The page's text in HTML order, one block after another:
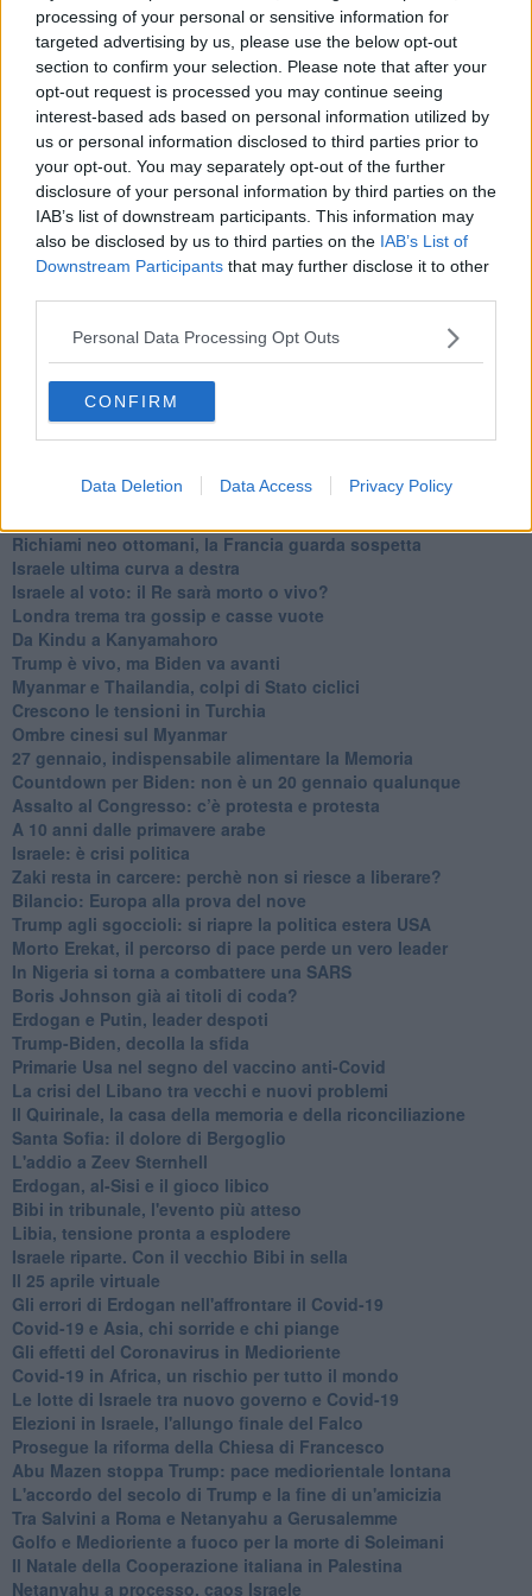
processing of your personal or sensitive information for
targeted advertising by us, please use the below opt-out
section to confirm your selection. Please note that after your
opt-out request is processed you may continue seeing
interest-based ads based on personal information utilized by
us or personal information disclosed to third parties prior to
your opt-out. You may separately opt-out of the further
disclosure of your personal information by third parties on the
IAB’s list of downstream participants. This information may
also be disclosed by us to third parties on the IAB’s List of
Downstream Participants that may further disclose it to other
Personal Data Processing Opt Outs
CONFIRM
Data Deletion Data Access Privacy Policy
Cipro, un ponte dove si mischiano le culture
Una vigilia di Natale per un nuovo Rais
La questione israelo-palestinese ignorata dal G20
Erdogan continua a sfidare l'Occidente
Libano, collasso economico e guerra civile
Johnson, da Trump a Biden alla Brexit
L'AUKUS e il Quad
Biden, primo presidente USA non in guerra
Papa Bergoglio vedrà Viktor Orbán
Bennet, un giorno in attesa di Biden
Il ritorno dei talebani
​La lenta agonia del Libano
Sudafrica, è allarme alimentare
Usa di nuovo al centro della geopolitica internazionale
L’appuntamento di Israele con il cambiamento
La farsa delle elezioni in Siria
In Medioriente non ci sono favole, solo realtà
Biden chiama ma Netanyahu non risponde
Niente di nuovo in Medioriente
La forza di Boris Johnson
Biden nuovo alleato armeno contro la Turchia
Richiami neo ottomani, la Francia guarda sospetta
Israele ultima curva a destra
Israele al voto: il Re sarà morto o vivo?
Londra trema tra gossip e casse vuote
Da Kindu a Kanyamahoro
Trump è vivo, ma Biden va avanti
Myanmar e Thailandia, colpi di Stato ciclici
Crescono le tensioni in Turchia
Ombre cinesi sul Myanmar
27 gennaio, indispensabile alimentare la Memoria
Countdown per Biden: non è un 20 gennaio qualunque
Assalto al Congresso: c’è protesta e protesta
A 10 anni dalle primavere arabe
Israele: è crisi politica
Zaki resta in carcere: perchè non si riesce a liberare?
Bilancio: Europa alla prova del nove
Trump agli sgoccioli: si riapre la politica estera USA
Morto Erekat, il percorso di pace perde un vero leader
In Nigeria si torna a combattere una SARS
Boris Johnson già ai titoli di coda?
Erdogan e Putin, leader despoti
Trump-Biden, decolla la sfida
Primarie Usa nel segno del vaccino anti-Covid
La crisi del Libano tra vecchi e nuovi problemi
Il Quirinale, la casa della memoria e della riconciliazione
Santa Sofia: il dolore di Bergoglio
L'addio a ​Zeev Sternhell
Erdogan, al-Sisi e il gioco libico
Bibi in tribunale, l'evento più atteso
Libia, tensione pronta a esplodere
Israele riparte. Con il vecchio Bibi in sella
Il 25 aprile virtuale
Gli errori di Erdogan nell'affrontare il Covid-19
Covid-19 e Asia, chi sorride e chi piange
Gli effetti del Coronavirus in Medioriente
Covid-19 in Africa, un rischio per tutto il mondo
Le lotte di Israele tra nuovo governo e Covid-19
Elezioni in Israele, l'allungo finale del Falco
Prosegue la riforma della Chiesa di Francesco
Abu Mazen stoppa Trump: pace mediorientale lontana
L'accordo del secolo di Trump e la fine di un'amicizia
Tra Salvini a Roma e Netanyahu a Gerusalemme
Golfo e Medioriente a fuoco per la morte di Soleimani
Il Natale della Cooperazione italiana in Palestina
Netanyahu a processo, caos Israele